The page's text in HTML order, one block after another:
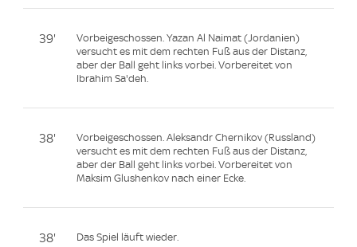
39'
Vorbeigeschossen. Yazan Al Naimat (Jordanien)
versucht es mit dem rechten Fuß aus der Distanz,
aber der Ball geht links vorbei. Vorbereitet von
Ibrahim Sa'deh.
38'
Vorbeigeschossen. Aleksandr Chernikov (Russland)
versucht es mit dem rechten Fuß aus der Distanz,
aber der Ball geht links vorbei. Vorbereitet von
Maksim Glushenkov nach einer Ecke.
38' Das Spiel läuft wieder.